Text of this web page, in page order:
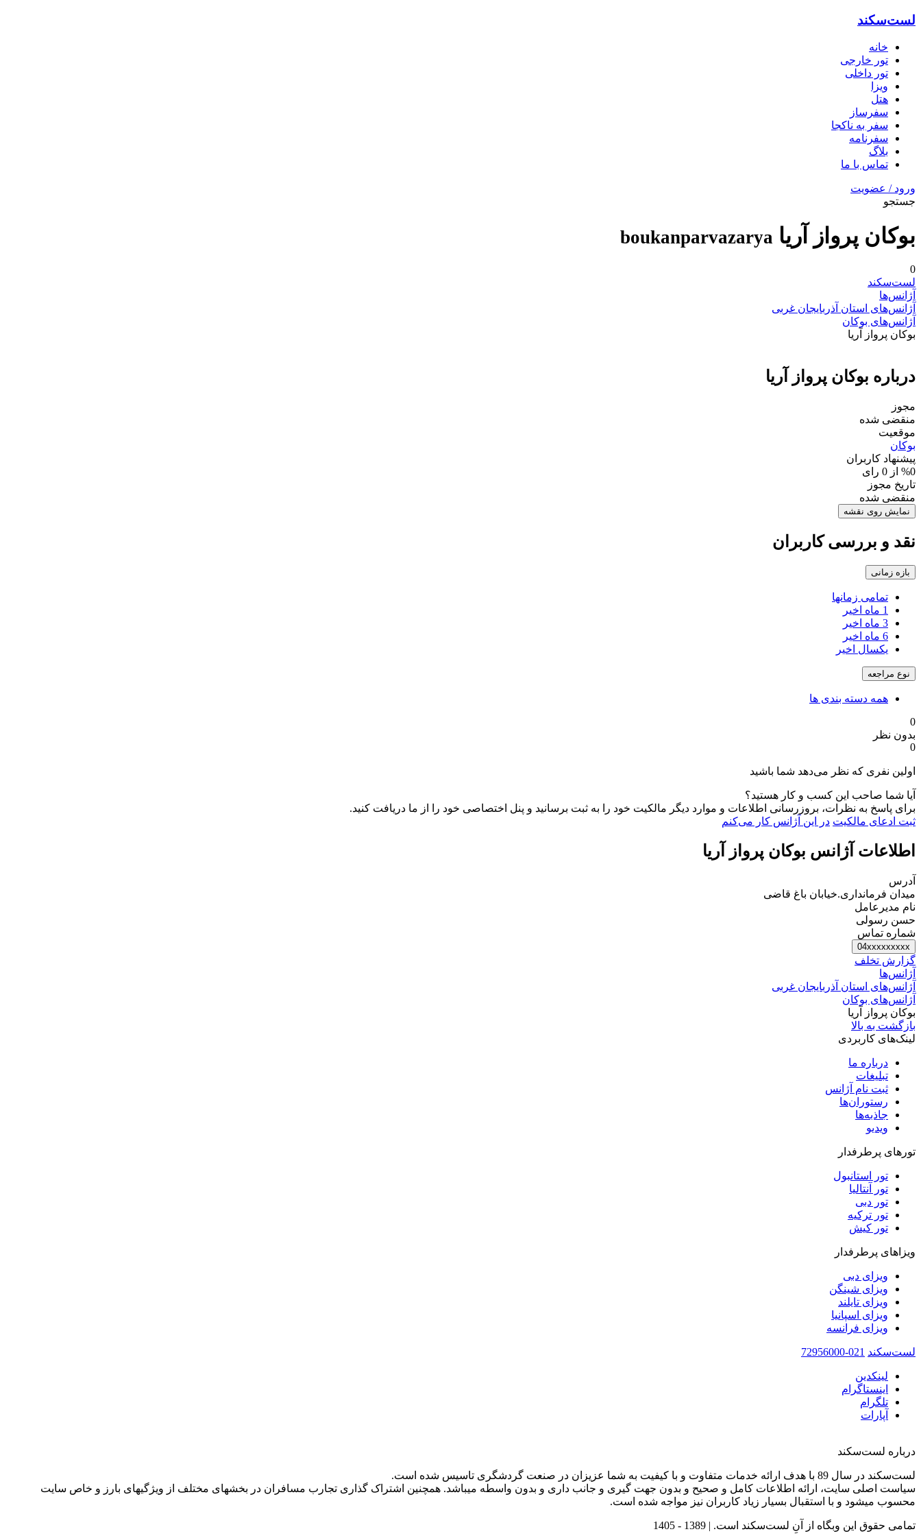
لست‌سکند
خانه
تور خارجی
تور داخلی
ویزا
هتل‌
سفرساز
سفر به ناکجا
سفرنامه
بلاگ
تماس با ما
ورود / عضویت
جستجو
بوکان پرواز آریا boukanparvazarya
0
لست‌سکند
آژانس‌ها
آژانس‌های استان آذربایجان غربی
آژانس‌های بوکان
بوکان پرواز آریا
درباره بوکان پرواز آریا
مجوز
منقضی شده
موقعیت
بوکان
پیشنهاد کاربران
%0 از 0 رای
تاریخ مجوز
منقضی شده
نمایش روی نقشه
نقد و بررسی کاربران
بازه زمانی
تمامی زمانها
1 ماه اخیر
3 ماه اخیر
6 ماه اخیر
یکسال اخیر
نوع مراجعه
همه دسته بندی ها
0
بدون نظر
0
اولین نفری که نظر می‌دهد شما باشید
آیا شما صاحب این کسب و کار هستید؟
برای پاسخ به نظرات، بروزرسانی اطلاعات و موارد دیگر مالکیت خود را به ثبت برسانید و پنل اختصاصی خود را از ما دریافت کنید.
ثبت ادعای مالکیت در این آژانس کار می‌کنم
اطلاعات آژانس بوکان پرواز آریا
آدرس
میدان فرمانداری.خیابان باغ قاضی
نام مدیرعامل
حسن رسولی
شماره تماس
04xxxxxxxxx
گزارش تخلف
آژانس‌ها
آژانس‌های استان آذربایجان غربی
آژانس‌های بوکان
بوکان پرواز آریا
بازگشت به بالا
لینک‌های کاربردی
درباره ما
تبلیغات
ثبت نام آژانس
رستوران‌ها
جاذبه‌ها
ویدیو‌
تورهای پرطرفدار
تور استانبول
تور آنتالیا
تور دبی
تور ترکیه
تور کیش
ویزاهای پرطرفدار
ویزای دبی
ویزای شینگن
ویزای تایلند
ویزای اسپانیا
ویزای فرانسه
لست‌سکند 021-72956000
لینکدین
اینستاگرام
تلگرام
آپارات
درباره لست‌سکند
لست‌سکند در سال 89 با هدف ارائه خدمات متفاوت و با کیفیت به شما عزیزان در صنعت گردشگری تاسیس شده است.
سیاست اصلی سایت، ارائه اطلاعات کامل و صحیح و بدون جهت گیری و جانب داری و بدون واسطه میباشد. همچنین اشتراک گذاری تجارب مسافران در بخشهای مختلف از ویژگیهای بارز و خاص سایت
محسوب میشود و با استقبال بسیار زیاد کاربران نیز مواجه شده است.
تمامی حقوق این وبگاه از آنِ لست‌سکند است. | 1389 - 1405